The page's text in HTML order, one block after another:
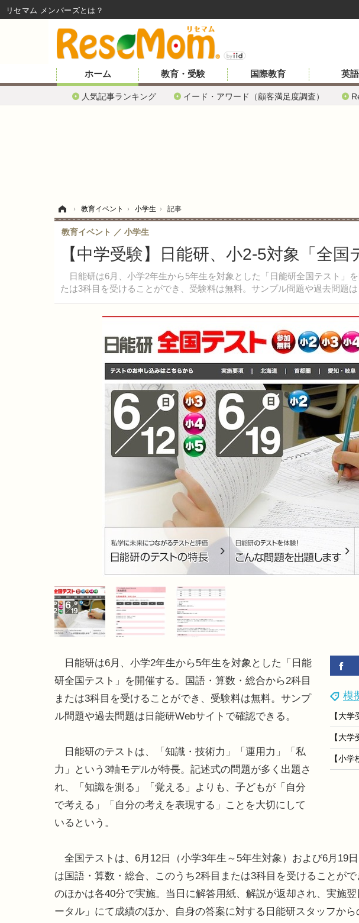
ホーム
人気記事ランキング イード・アワード（顧客満足度調査）
教育・受験 国際教育 英語
› 教育イベント › 小学生 › 記事
【中学受験】日能研、小2-5対象「全
日能研は6月、小学2年生から5年生を対象とした「日能研全国テスト」
たは3科目を受けることができ、受験料は無料。サンプル問題や過去問題は
教育イベント 小学生
模
日能研は6月、小学2年生から5年生を対象とした「日能
研全国テスト」を開催する。国語・算数・総合から2科目
または3科目を受けることができ、受験料は無料。サンプ
ル問題や過去問題は日能研Webサイトで確認できる。
日能研のテストは、「知識・技術力」「運用力」「私
力」という3軸モデルが特長。記述式の問題が多く出題さ
れ、「知識を測る」「覚える」よりも、子どもが「自分
で考える」「自分の考えを表現する」ことを大切にして
いるという。
全国テストは、6月12日（小学3年生～5年生対象）および6月19
は国語・算数・総合、このうち2科目または3科目を受けることが
のほかは各40分で実施。当日に解答用紙、解説が返却され、実施
ータル」にて成績のほか、自身の答案に対する日能研スタッフか
リセマム メンバーズ